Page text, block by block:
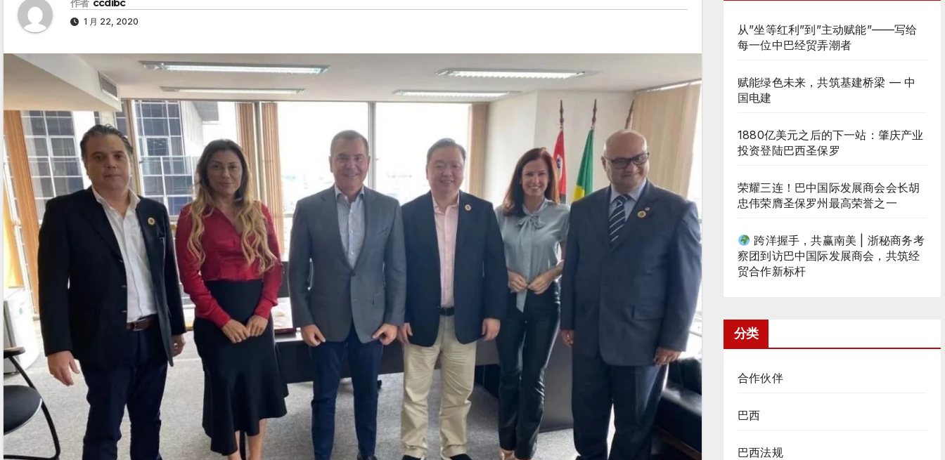
作者 ccdibc
1 月 22, 2020
从”坐等红利”到”主动赋能”——写给
每一位中巴经贸弄潮者
赋能绿色未来，共筑基建桥梁 — 中
国电建
1880亿美元之后的下一站：肇庆产业
投资登陆巴西圣保罗
荣耀三连！巴中国际发展商会会长胡
忠伟荣膺圣保罗州最高荣誉之一
跨洋握手，共赢南美 | 浙秘商务考
察团到访巴中国际发展商会，共筑经
贸合作新标杆
分类
合作伙伴
巴西
巴西法规